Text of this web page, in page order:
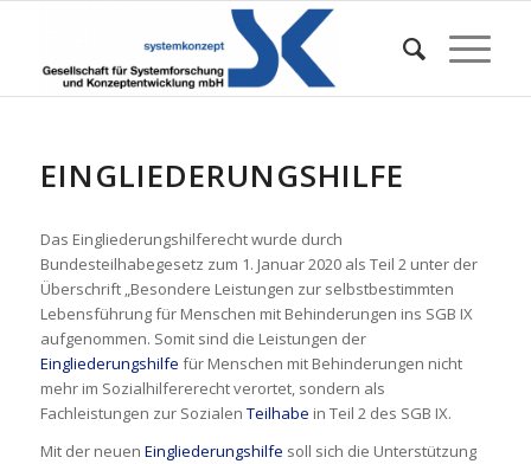
EINGLIEDERUNGSHILFE
Das Eingliederungshilferecht wurde durch
Bundesteilhabegesetz zum 1. Januar 2020 als Teil 2 unter der
Überschrift „Besondere Leistungen zur selbstbestimmten
Lebensführung für Menschen mit Behinderungen ins SGB IX
aufgenommen. Somit sind die Leistungen der
Eingliederungshilfe für Menschen mit Behinderungen nicht
mehr im Sozialhilfererecht verortet, sondern als
Fachleistungen zur Sozialen Teilhabe in Teil 2 des SGB IX.
Mit der neuen Eingliederungshilfe soll sich die Unterstützung